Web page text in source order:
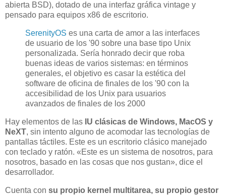
abierta BSD), dotado de una interfaz gráfica vintage y
pensado para equipos x86 de escritorio.
SerenityOS es una carta de amor a las interfaces
de usuario de los '90 sobre una base tipo Unix
personalizada. Sería honrado decir que roba
buenas ideas de varios sistemas: en términos
generales, el objetivo es casar la estética del
software de oficina de finales de los '90 con la
accesibilidad de los Unix para usuarios
avanzados de finales de los 2000
Hay elementos de las IU clásicas de Windows, MacOS y
NeXT, sin intento alguno de acomodar las tecnologías de
pantallas táctiles. Este es un escritorio clásico manejado
con teclado y ratón. «Este es un sistema de nosotros, para
nosotros, basado en las cosas que nos gustan», dice el
desarrollador.
Cuenta con su propio kernel multitarea, su propio gestor